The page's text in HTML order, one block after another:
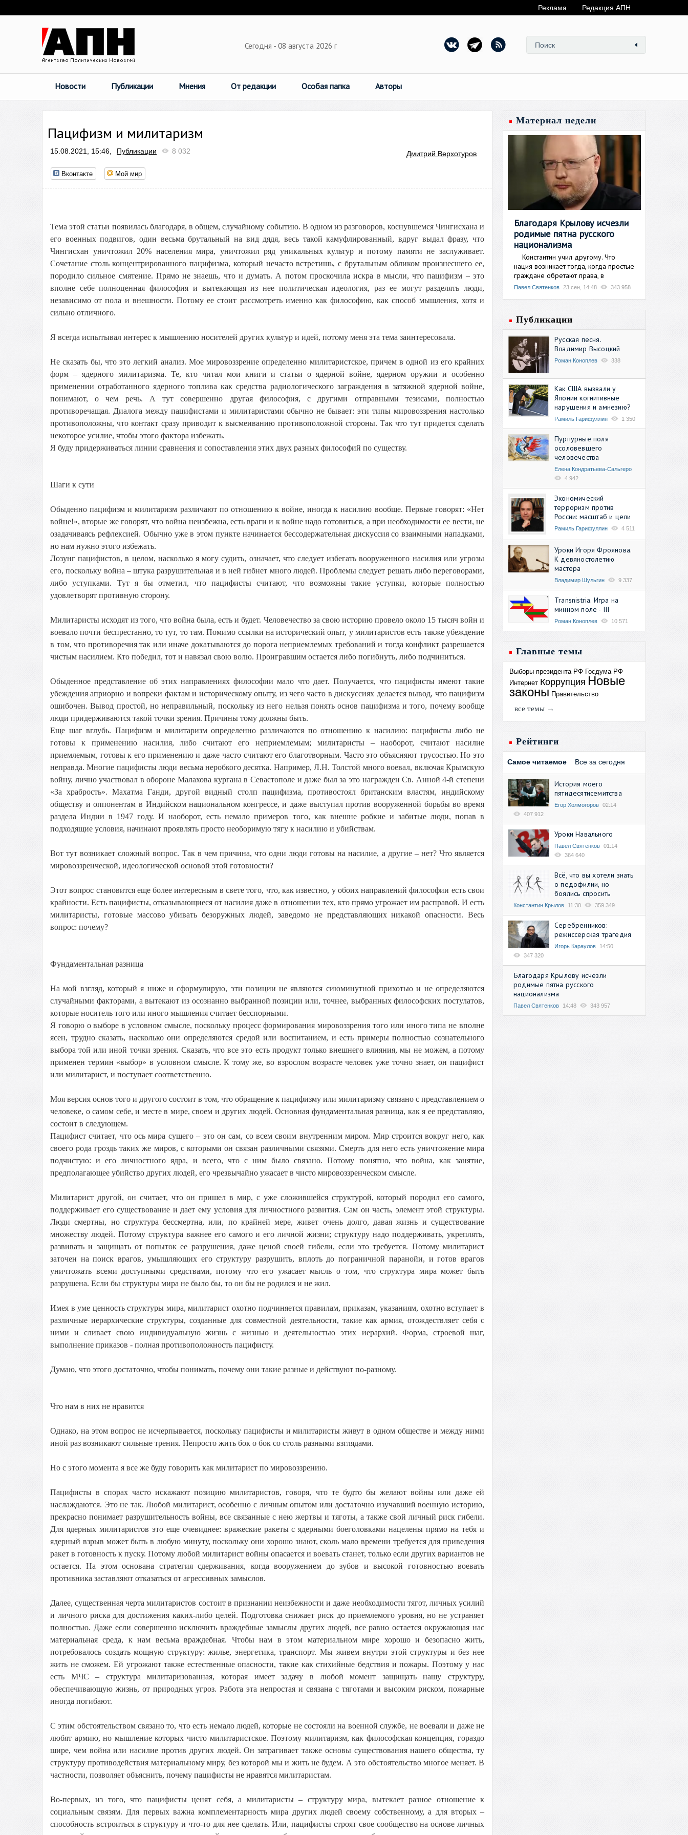
Реклама Редакция АПН
Сегодня - 08 августа 2026 г
Новости Публикации Мнения От редакции Особая папка Авторы
Пацифизм и милитаризм
15.08.2021, 15:46, Публикации 8 032 Дмитрий Верхотуров
Вконтакте Мой мир
Тема этой статьи появилась благодаря, в общем, случайному событию. В одном из разговоров, коснувшемся Чингисхана и
его военных подвигов, один весьма брутальный на вид дядя, весь такой камуфлированный, вдруг выдал фразу, что
Чингисхан уничтожил 20% населения мира, уничтожил ряд уникальных культур и потому памяти не заслуживает.
Сочетание столь концентрированного пацифизма, который нечасто встретишь, с брутальным обликом произнесшего ее,
породило сильное смятение. Прямо не знаешь, что и думать. А потом проскочила искра в мысли, что пацифизм – это
вполне себе полноценная философия и вытекающая из нее политическая идеология, раз ее могут разделять люди,
независимо от пола и внешности. Потому ее стоит рассмотреть именно как философию, как способ мышления, хотя и
сильно отличного.
Я всегда испытывал интерес к мышлению носителей других культур и идей, потому меня эта тема заинтересовала.
Не сказать бы, что это легкий анализ. Мое мировоззрение определенно милитаристское, причем в одной из его крайних
форм – ядерного милитаризма. Те, кто читал мои книги и статьи о ядерной войне, ядерном оружии и особенно
применении отработанного ядерного топлива как средства радиологического заграждения в затяжной ядерной войне,
понимают, о чем речь. А тут совершенно другая философия, с другими отправными тезисами, полностью
противоречащая. Диалога между пацифистами и милитаристами обычно не бывает: эти типы мировоззрения настолько
противоположны, что контакт сразу приводит к высмеиванию противоположной стороны. Так что тут придется сделать
некоторое усилие, чтобы этого фактора избежать.
Я буду придерживаться линии сравнения и сопоставления этих двух разных философий по существу.
Шаги к сути
Обыденно пацифизм и милитаризм различают по отношению к войне, иногда к насилию вообще. Первые говорят: «Нет
войне!», вторые же говорят, что война неизбежна, есть враги и к войне надо готовиться, а при необходимости ее вести, не
озадачиваясь рефлексией. Обычно уже в этом пункте начинается бессодержательная дискуссия со взаимными нападками,
но нам нужно этого избежать.
Лозунг пацифистов, в целом, насколько я могу судить, означает, что следует избегать вооруженного насилия или угрозы
его, поскольку война – штука разрушительная и в ней гибнет много людей. Проблемы следует решать либо переговорами,
либо уступками. Тут я бы отметил, что пацифисты считают, что возможны такие уступки, которые полностью
удовлетворят противную сторону.
Милитаристы исходят из того, что война была, есть и будет. Человечество за свою историю провело около 15 тысяч войн и
воевало почти беспрестанно, то тут, то там. Помимо ссылки на исторический опыт, у милитаристов есть также убеждение
в том, что противоречия так или иначе докатываются до порога неприемлемых требований и тогда конфликт разрешается
чистым насилием. Кто победил, тот и навязал свою волю. Проигравшим остается либо погибнуть, либо подчиниться.
Обыденное представление об этих направлениях философии мало что дает. Получается, что пацифисты имеют такие
убеждения априорно и вопреки фактам и историческому опыту, из чего часто в дискуссиях делается вывод, что пацифизм
ошибочен. Вывод простой, но неправильный, поскольку из него нельзя понять основ пацифизма и того, почему вообще
люди придерживаются такой точки зрения. Причины тому должны быть.
Еще шаг вглубь. Пацифизм и милитаризм определенно различаются по отношению к насилию: пацифисты либо не
готовы к применению насилия, либо считают его неприемлемым; милитаристы – наоборот, считают насилие
приемлемым, готовы к его применению и даже часто считают его благотворным. Часто это объясняют трусостью. Но это
неправда. Многие пацифисты люди весьма неробкого десятка. Например, Л.Н. Толстой много воевал, включая Крымскую
войну, лично участвовал в обороне Малахова кургана в Севастополе и даже был за это награжден Св. Анной 4-й степени
«За храбрость». Махатма Ганди, другой видный столп пацифизма, противостоял британским властям, индийскому
обществу и оппонентам в Индийском национальном конгрессе, и даже выступал против вооруженной борьбы во время
раздела Индии в 1947 году. И наоборот, есть немало примеров того, как внешне робкие и забитые люди, попав в
подходящие условия, начинают проявлять просто необоримую тягу к насилию и убийствам.
Вот тут возникает сложный вопрос. Так в чем причина, что одни люди готовы на насилие, а другие – нет? Что является
мировоззренческой, идеологической основой этой готовности?
Этот вопрос становится еще более интересным в свете того, что, как известно, у обоих направлений философии есть свои
крайности. Есть пацифисты, отказывающиеся от насилия даже в отношении тех, кто прямо угрожает им расправой. И есть
милитаристы, готовые массово убивать безоружных людей, заведомо не представляющих никакой опасности. Весь
вопрос: почему?
Фундаментальная разница
На мой взгляд, который я ниже и сформулирую, эти позиции не являются сиюминутной прихотью и не определяются
случайными факторами, а вытекают из осознанно выбранной позиции или, точнее, выбранных философских постулатов,
которые носитель того или иного мышления считает бесспорными.
Я говорю о выборе в условном смысле, поскольку процесс формирования мировоззрения того или иного типа не вполне
ясен, трудно сказать, насколько они определяются средой или воспитанием, и есть примеры полностью сознательного
выбора той или иной точки зрения. Сказать, что все это есть продукт только внешнего влияния, мы не можем, а потому
применен термин «выбор» в условном смысле. К тому же, во взрослом возрасте человек уже точно знает, он пацифист
или милитарист, и поступает соответственно.
Моя версия основ того и другого состоит в том, что обращение к пацифизму или милитаризму связано с представлением о
человеке, о самом себе, и месте в мире, своем и других людей. Основная фундаментальная разница, как я ее представляю,
состоит в следующем.
Пацифист считает, что ось мира сущего – это он сам, со всем своим внутренним миром. Мир строится вокруг него, как
своего рода гроздь таких же миров, с которыми он связан различными связями. Смерть для него есть уничтожение мира
подчистую: и его личностного ядра, и всего, что с ним было связано. Потому понятно, что война, как занятие,
предполагающее убийство других людей, его чрезвычайно ужасает в чисто мировоззренческом смысле.
Милитарист другой, он считает, что он пришел в мир, с уже сложившейся структурой, который породил его самого,
поддерживает его существование и дает ему условия для личностного развития. Сам он часть, элемент этой структуры.
Люди смертны, но структура бессмертна, или, по крайней мере, живет очень долго, давая жизнь и существование
множеству людей. Потому структура важнее его самого и его личной жизни; структуру надо поддерживать, укреплять,
развивать и защищать от попыток ее разрушения, даже ценой своей гибели, если это требуется. Потому милитарист
заточен на поиск врагов, умышляющих его структуру разрушить, вплоть до пограничной паранойи, и готов врагов
уничтожать всеми доступными средствами, потому что его ужасает мысль о том, что структура мира может быть
разрушена. Если бы структуры мира не было бы, то он бы не родился и не жил.
Имея в уме ценность структуры мира, милитарист охотно подчиняется правилам, приказам, указаниям, охотно вступает в
различные иерархические структуры, созданные для совместной деятельности, такие как армия, отождествляет себя с
ними и сливает свою индивидуальную жизнь с жизнью и деятельностью этих иерархий. Форма, строевой шаг,
выполнение приказов - полная противоположность пацифисту.
Думаю, что этого достаточно, чтобы понимать, почему они такие разные и действуют по-разному.
Что нам в них не нравится
Однако, на этом вопрос не исчерпывается, поскольку пацифисты и милитаристы живут в одном обществе и между ними
иной раз возникают сильные трения. Непросто жить бок о бок со столь разными взглядами.
Но с этого момента я все же буду говорить как милитарист по мировоззрению.
Пацифисты в спорах часто искажают позицию милитаристов, говоря, что те будто бы желают войны или даже ей
наслаждаются. Это не так. Любой милитарист, особенно с личным опытом или достаточно изучавший военную историю,
прекрасно понимает разрушительность войны, все связанные с нею жертвы и тяготы, а также свой личный риск гибели.
Для ядерных милитаристов это еще очевиднее: вражеские ракеты с ядерными боеголовками нацелены прямо на тебя и
ядерный взрыв может быть в любую минуту, поскольку они хорошо знают, сколь мало времени требуется для приведения
ракет в готовность к пуску. Потому любой милитарист войны опасается и воевать станет, только если других вариантов не
остается. На этом основана стратегия сдерживания, когда вооружением до зубов и высокой готовностью воевать
противника заставляют отказаться от агрессивных замыслов.
Далее, существенная черта милитаристов состоит в признании неизбежности и даже необходимости тягот, личных усилий
и личного риска для достижения каких-либо целей. Подготовка снижает риск до приемлемого уровня, но не устраняет
полностью. Даже если совершенно исключить враждебные замыслы других людей, все равно остается окружающая нас
материальная среда, к нам весьма враждебная. Чтобы нам в этом материальном мире хорошо и безопасно жить,
потребовалось создать мощную структуру: жилье, энергетика, транспорт. Мы живем внутри этой структуры и без нее
жить не сможем. Ей угрожают также естественные опасности, такие как стихийные бедствия и пожары. Поэтому у нас
есть МЧС – структура милитаризованная, которая имеет задачу в любой момент защищать нашу структуру,
обеспечивающую жизнь, от природных угроз. Работа эта непростая и связана с тяготами и высоким риском, пожарные
иногда погибают.
С этим обстоятельством связано то, что есть немало людей, которые не состояли на военной службе, не воевали и даже не
любят армию, но мышление которых чисто милитаристское. Поэтому милитаризм, как философская концепция, гораздо
шире, чем война или насилие против других людей. Он затрагивает также основы существования нашего общества, ту
структуру противодействия материальному миру, без которой мы и жить не будем. А это обстоятельство многое меняет. В
частности, позволяет объяснить, почему пацифисты не нравятся милитаристам.
Во-первых, из того, что пацифисты ценят себя, а милитаристы – структуру мира, вытекает разное отношение к
социальным связям. Для первых важна комплементарность мира других людей своему собственному, а для вторых –
способность встроиться в структуру и что-то для нее сделать. Или, пацифисты строят свое сообщество на основе личных
Материал недели
Благодаря Крылову исчезли
родимые пятна русского
национализма
Константин учил другому. Что
нация возникает тогда, когда простые
граждане обретают права, в
Павел Святенков 23 сен, 14:48 343 958
Публикации
Русская песня.
Владимир Высоцкий
Роман Коноплев 338
Как США вызвали у
Японии когнитивные
нарушения и амнезию?
Рамиль Гарифуллин 1 350
Пурпурные поля
осоловевшего
человечества
Елена Кондратьева-Сальгеро
4 942
Экономический
терроризм против
России: масштаб и цели
Рамиль Гарифуллин 4 511
Уроки Игоря Фроянова.
К девяностолетию
мастера
Владимир Шульгин 9 337
Transnistria. Игра на
минном поле - III
Роман Коноплев 10 571
Главные темы
Выборы президента РФ Госдума РФ
Интернет Коррупция Новые
законы Правительство
все темы →
Рейтинги
Самое читаемое Все за сегодня
История моего
пятидесятисемитства
Егор Холмогоров 02:14
407 912
Уроки Навального
Павел Святенков 01:14
364 640
Всё, что вы хотели знать
о педофилии, но
боялись спросить
Константин Крылов 11:30 359 349
Серебренников:
режиссерская трагедия
Игорь Караулов
14:50
347 320
Благодаря Крылову исчезли
родимые пятна русского
национализма
Павел Святенков 14:48 343 957